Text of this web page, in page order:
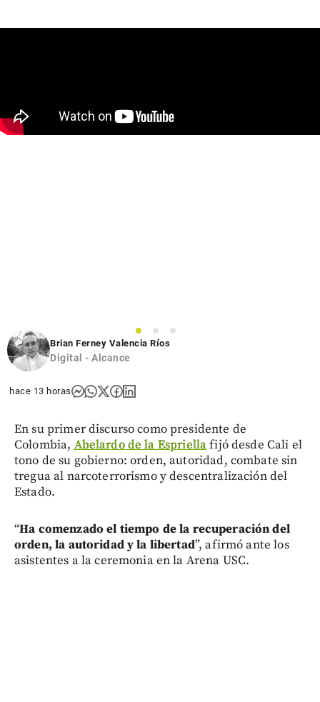
1 2
3
Brian Ferney Valencia Ríos
Digital - Alcance
hace 13 horas
En su primer discurso como presidente de
Colombia, Abelardo de la Espriellafijó desde Cali el
tono de su gobierno: orden, autoridad, combate sin
tregua al narcoterrorismo y descentralización del
Estado.
“Ha comenzado el tiempo de la recuperación del
orden, la autoridad y la libertad”, afirmó ante los
asistentes a la ceremonia en la Arena USC.